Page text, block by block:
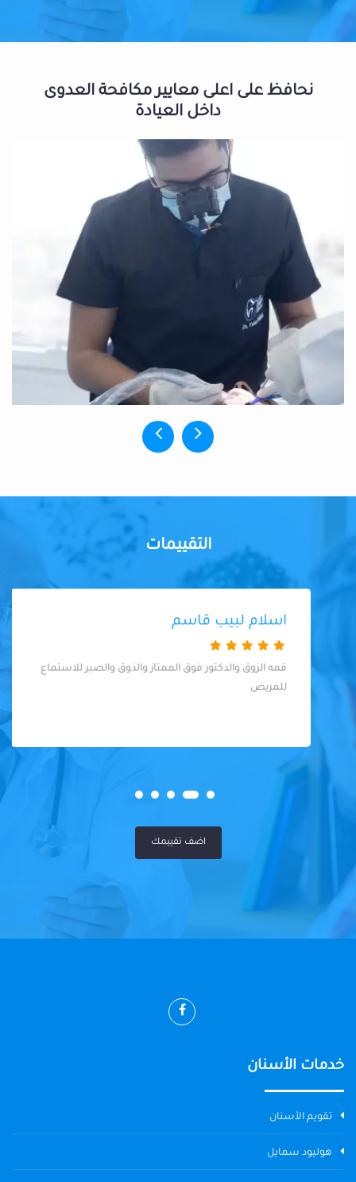
نحافظ على اعلى معايير مكافحة العدوى
داخل العيادة
التقييمات
اسلام لبيب قاسم
قمه الزوق والدكتور فوق الممتاز والذوق والصبر للاستماع
للمريض
اضف تقييمك
خدمات الأسنان
تقويم الأسنان
هوليود سمايل